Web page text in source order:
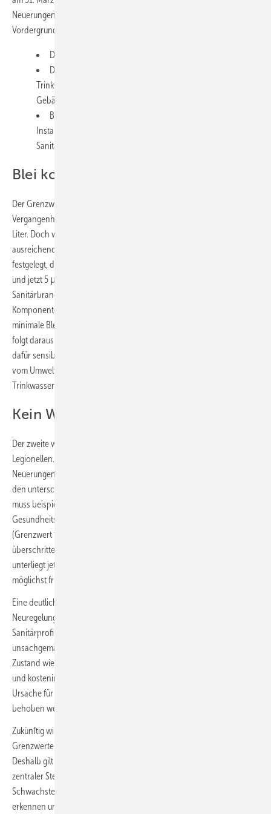
Neuerungen im Regelwerk, wobei drei Themenbereiche im
Vordergrund stehen:
Der Grenzwert für Blei wird verschärft.
Die bereits bestehende Überwachung der
Trinkwasserqualität in halböffentlichen und öffentlichen
Gebäuden erhält etliche geänderte bzw. neue Vorgaben.
Bis Anfang 2029 soll möglichst jede häusliche Trinkwasser-
Installation für eine Risikobewertung durch eine
Sanitärfachkraft inspiziert werden.
Blei konsequent minimieren
Der Grenzwert für Blei im Trinkwasser wurde bereits in der
Vergangenheit stark begrenzt und lag bislang bei 10 Mikrogramm pro
Liter. Doch weil dieser Wert für eine hohe Trinkwasserqualität nicht als
ausreichend angesehen wird, hat die europäische Gesetzgebung
festgelegt, dass der Grenzwert nochmals erheblich verschärft wird
und jetzt 5 μg/l beträgt. Das allerdings ist drastisch. Für die
Sanitärbranche bedeutet dies, dass eine Verwendung von
Komponenten jeglicher Art riskant wird, selbst wenn sie nur noch
minimale Bleianteile aufweisen sollten. Für die Installationstechnik
folgt daraus die Konsequenz: Jeder Installateur auf der Baustelle sollte
dafür sensibilisiert sein, dass nur Werkstoffe verwendet werden, die
vom Umweltbundesamt (UBA) für die Verwendung in häus­lichen
Trinkwasseranlagen zugelassen sind.
Kein Wachstum für Legionellen
Der zweite wichtige Punkt dreht sich um das Wachstum von
Legionellen. Für Sanitärbetriebe bedeutet dies, dass etliche
Neuerungen bei Wartungen und Kontrollen der Trinkwasserqualität in
den unterschiedlichsten Gebäuden beachtet werden müssen. So
muss beispielsweise nicht erst dann eine Meldung an das
Gesundheitsamt erfolgen, wenn der technische Maßnahmenwert
(Grenzwert für Legionellen in der Trinkwasser-Installation)
überschritten wird. Schon das Erreichen des Maßnahmenwertes
unterliegt jetzt bereits der Meldepflicht, damit Gegenmaßnahmen
möglichst früh in die Wege geleitet werden können.
Eine deutliche Vereinfachung macht die ­TrinkwV in § 51 durch eine
Neuregelung bei kontaminierten Anlagen möglich: Ist für den
Sanitärprofi offensichtlich, dass eine Trinkwasser-Installation
unsachgemäß betrieben wird, soll zunächst der bestimmungsgemäße
Zustand wiederhergestellt werden. Somit kann sich eine umfassende
und kostenintensive Gefährdungsanalyse erübrigen, wenn die
Ursache für das Legionellenwachstum dadurch nachweislich
behoben werden kann.
Zukünftig wird das Umweltbundesamt eine Statistik für überhöhte
Grenzwerte von Legionellen in Trinkwasser-Installationen führen.
Deshalb gilt es jetzt, auffällige Analysen aus allen Regionen an
zentraler Stelle zu sammeln. Damit nicht genug: Um frühzeitig
Schwachstellen bei der Hygiene in Trinkwasser-Installationen
erkennen und Gegenmaßnahmen ergreifen zu können, soll für jede